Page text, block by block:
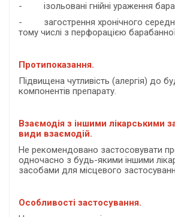
- ізольовані гнійні ураження
- загострення хронічного
тому числі з перфорацією
Протипоказання.
Підвищена чутливість (алергія) до
компонентів препарату.
Взаємодія з іншими лікарськими
види взаємодій.
Не рекомендовано застосовувати
одночасно з будь-якими іншими
засобами для місцевого
Особливості застосування.